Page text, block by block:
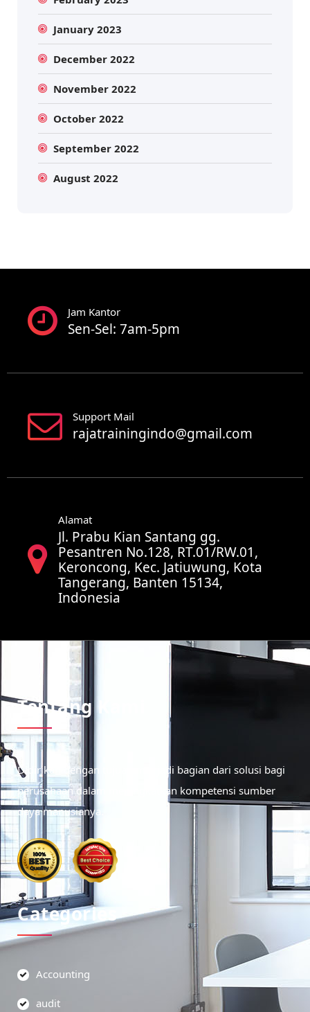
January 2023
December 2022
November 2022
October 2022
September 2022
August 2022
Jam Kantor
Sen-Sel: 7am-5pm
Support Mail
rajatrainingindo@gmail.com
Alamat
Jl. Prabu Kian Santang gg.
Pesantren No.128, RT.01/RW.01,
Keroncong, Kec. Jatiuwung, Kota
Tangerang, Banten 15134,
Indonesia
Tentang Kami
Didirikan dengan tujuan menjadi bagian dari solusi bagi
perusahaan dalam meningkatkan kompetensi sumber
daya manusianya.
Categories
Accounting
audit